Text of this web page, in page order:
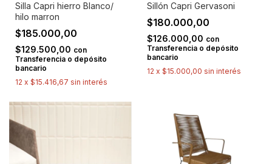
Silla Capri hierro Blanco/
hilo marron
$185.000,00
$129.500,00 con
Transferencia o depósito
bancario
12 x $15.416,67 sin interés
Sillón Capri Gervasoni
$180.000,00
$126.000,00 con
Transferencia o depósito
bancario
12 x $15.000,00 sin interés